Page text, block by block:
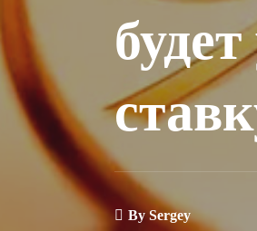
BySergey